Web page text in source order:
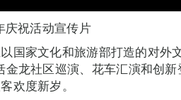
庆祝活动宣传片
国家文化和旅游部打造的对外
金龙社区巡演、花车汇演和创
欢度新岁。